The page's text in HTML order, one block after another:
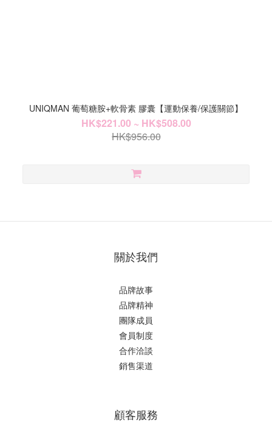
UNIQMAN 葡萄糖胺+軟骨素 膠囊【運動保養/保護關節】
HK$221.00 ~ HK$508.00
HK$956.00
關於我們
品牌故事
品牌精神
團隊成員
會員制度
合作洽談
銷售渠道
顧客服務